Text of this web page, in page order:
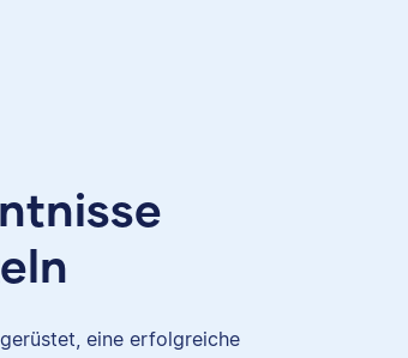
eine erfolgreiche